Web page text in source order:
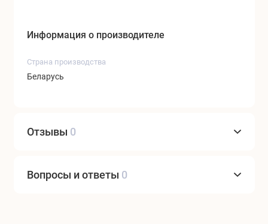
Информация о производителе
Страна производства
Беларусь
Отзывы 0
Вопросы и ответы 0